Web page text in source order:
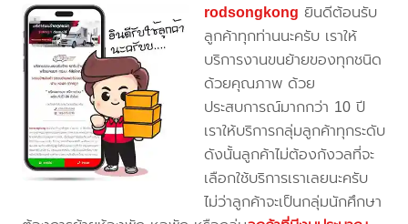
rodsongkong ยินดีต้อนรับ
ลูกค้าทุกท่านนะครับ เราให้
บริการงานขนย้ายของทุกชนิด
ด้วยคุณภาพ ด้วย
ประสบการณ์มากกว่า 10 ปี
เราให้บริการกลุ่มลูกค้าทุกระดับ
ดังนั้นลูกค้าไม่ต้องกังวลที่จะ
เลือกใช้บริการเราเลยนะครับ
ไม่ว่าลูกค้าจะเป็นกลุ่มนักศึกษา